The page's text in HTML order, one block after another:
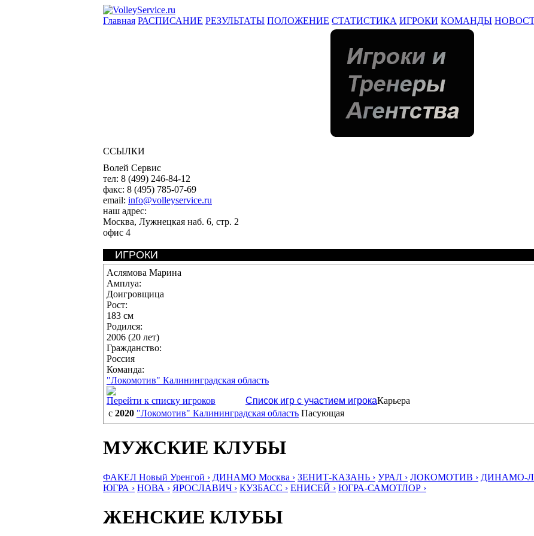
Главная РАСПИСАНИЕ РЕЗУЛЬТАТЫ ПОЛОЖЕНИЕ СТАТИСТИКА ИГРОКИ КОМАНДЫ
ССЫЛКИ
Волей Сервис
тел: 8 (499) 246-84-12
факс: 8 (495) 785-07-69
email: info@volleyservice.ru
наш адрес:
Москва, Лужнецкая наб. 6, стр. 2
офис 4
ИГРОКИ
Аслямова Марина
Амплуа:
Доигровщица
Рост:
183 см
Родился:
2006 (20 лет)
Гражданство:
Россия
Команда:
"Локомотив" Калининградская область
Перейти к списку игроков
Список игр с участием игрокаКарьера
с 2020 "Локомотив" Калининградская область Пасующая
МУЖСКИЕ КЛУБЫ
ФАКЕЛ Новый Уренгой › ДИНАМО Москва › ЗЕНИТ-КАЗАНЬ › УРАЛ › ЛОКОМОТИВ › ДИНАМО-
ЮГРА › НОВА › ЯРОСЛАВИЧ › КУЗБАСС › ЕНИСЕЙ › ЮГРА-САМОТЛОР ›
ЖЕНСКИЕ КЛУБЫ